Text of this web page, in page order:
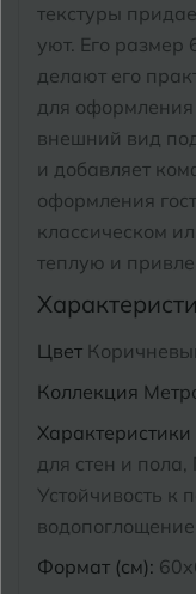
текстуры
уют. Его размер
делают его
для
внешний вид
и добавляет
оформления
классическом
теплую и
Цвет
Коллекция
Характеристики
для стен и
Устойчивость к
водопоглощение
Формат (см):
Казань
Кемерово
Ковров
Кострома
Котлас
Краснодар
Магнитогорск
Майкоп
Муром